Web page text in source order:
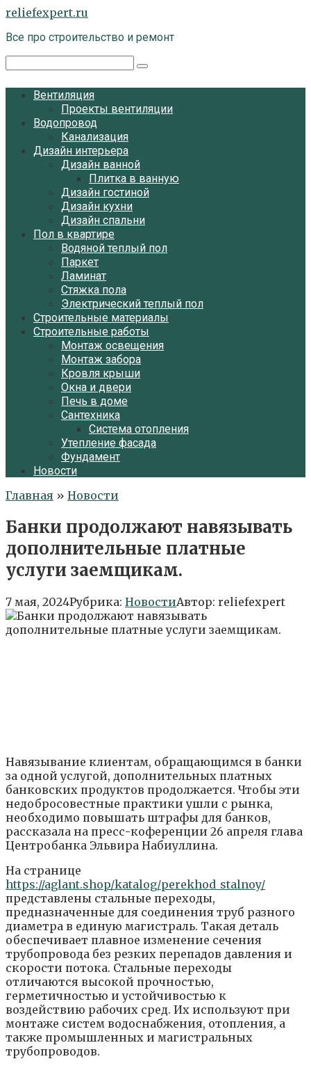
Перейти
контенту
reliefexpert.ru
Все про строительство и ремонт
Вентиляция
Проекты вентиляции
Водопровод
Канализация
Дизайн интерьера
Дизайн ванной
Плитка в ванную
Дизайн гостиной
Дизайн кухни
Дизайн спальни
Пол в квартире
Водяной теплый пол
Паркет
Ламинат
Стяжка пола
Электрический теплый пол
Строительные материалы
Строительные работы
Монтаж освещения
Монтаж забора
Кровля крыши
Окна и двери
Печь в доме
Сантехника
Система отопления
Утепление фасада
Фундамент
Новости
Главная » Новости
Банки продолжают навязывать
дополнительные платные
услуги заемщикам.
7 мая, 2024Рубрика: НовостиАвтор: reliefexpert
Навязывание клиентам, обращающимся в банки
за одной услугой, дополнительных платных
банковских продуктов продолжается. Чтобы эти
недобросовестные практики ушли с рынка,
необходимо повышать штрафы для банков,
рассказала на пресс-коференции 26 апреля глава
Центробанка Эльвира Набиуллина.
На странице
https://aglant.shop/katalog/perekhod_stalnoy/
представлены стальные переходы,
предназначенные для соединения труб разного
диаметра в единую магистраль. Такая деталь
обеспечивает плавное изменение сечения
трубопровода без резких перепадов давления и
скорости потока. Стальные переходы
отличаются высокой прочностью,
герметичностью и устойчивостью к
воздействию рабочих сред. Их используют при
монтаже систем водоснабжения, отопления, а
также промышленных и магистральных
трубопроводов.